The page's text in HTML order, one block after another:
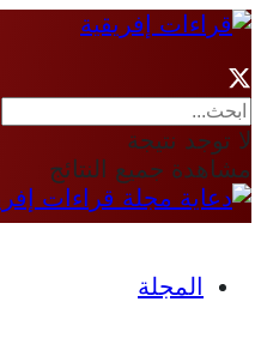
لا توجد نتيجة
مشاهدة جميع النتائج
المجلة